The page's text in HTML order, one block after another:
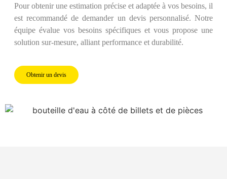
Pour obtenir une estimation précise et adaptée à vos besoins, il
est recommandé de demander un devis personnalisé. Notre
équipe évalue vos besoins spécifiques et vous propose une
solution sur-mesure, alliant performance et durabilité.
Obtenir un devis